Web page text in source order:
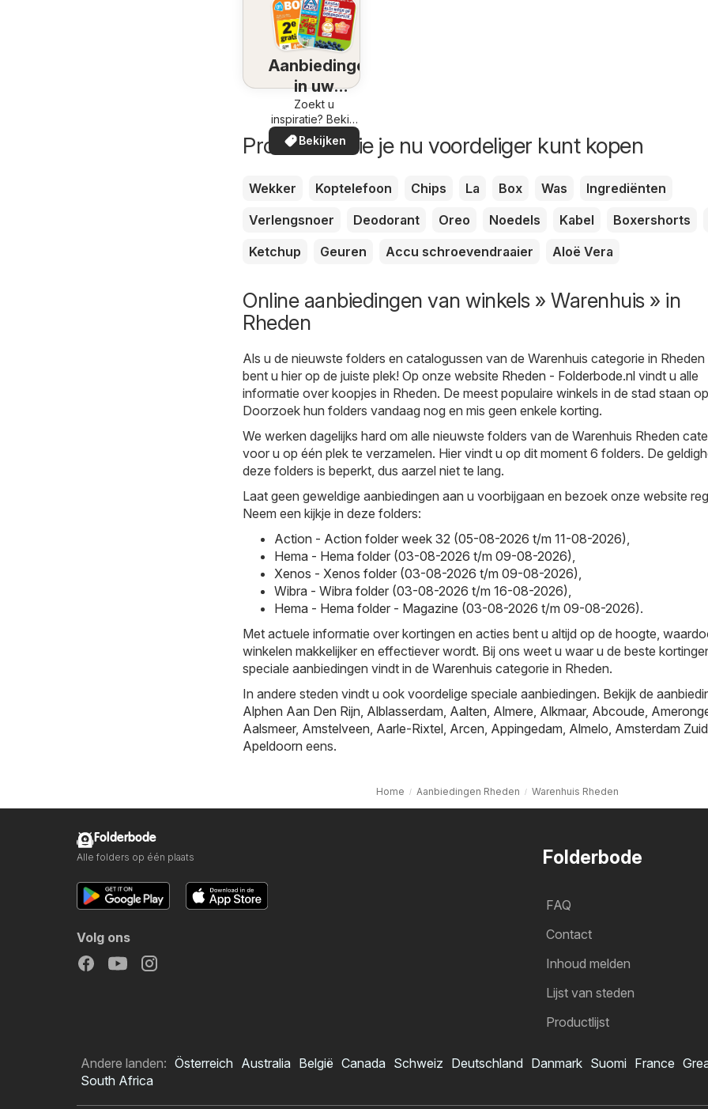
Aanbiedingen
in uw
omgeving
Zoekt u
inspiratie? Bekijk
de aanbiedingen
in uw buurt!
Bekijken
Producten die je nu voordeliger kunt kopen
Wekker Koptelefoon Chips La Box Was
Ingrediënten
Verlengsnoer
Deodorant Oreo Noedels Kabel
Boxershorts
Ketchup
Geuren Accu schroevendraaier Aloë Vera
Online aanbiedingen van winkels » Warenhuis » in
Rheden
Als u de nieuwste folders en catalogussen van de Warenhuis categorie in
bent u hier op de juiste plek! Op onze website Rheden - Folderbode.nl vindt u alle
informatie over koopjes in Rheden. De meest populaire winkels in de stad staan
Doorzoek hun folders vandaag nog en mis geen enkele korting.
We werken dagelijks hard om alle nieuwste folders van de Warenhuis Rheden
voor u op één plek te verzamelen. Hier vindt u op dit moment 6 folders. De
deze folders is beperkt, dus aarzel niet te lang.
Laat geen geweldige aanbiedingen aan u voorbijgaan en bezoek onze website
Neem een kijkje in deze folders:
Action - Action folder week 32 (05-08-2026 t/m 11-08-2026)
Hema - Hema folder (03-08-2026 t/m 09-08-2026)
Xenos - Xenos folder (03-08-2026 t/m 09-08-2026)
Wibra - Wibra folder (03-08-2026 t/m 16-08-2026)
Hema - Hema folder - Magazine (03-08-2026 t/m 09-08-2026).
Met actuele informatie over kortingen en acties bent u altijd op de hoogte,
winkelen makkelijker en effectiever wordt. Bij ons weet u waar u de beste
speciale aanbiedingen vindt in de Warenhuis categorie in Rheden.
In andere steden vindt u ook voordelige speciale aanbiedingen. Bekijk de
Alphen Aan Den Rijn Alblasserdam Aalten Almere Alkmaar, Abcoude
Aalsmeer, Amstelveen Aarle-Rixtel Arcen Appingedam Almelo Amsterdam
Apeldoorn eens.
Home Aanbiedingen Rheden Warenhuis Rheden
Folderbode
FAQ
Contact
Inhoud melden
Lijst van steden
Productlijst
Folderbode
Alle folders op één plaats
Volg ons
Andere landen: Österreich Australia België Canada Schweiz Deutschland Danmark Suomi France
South Africa